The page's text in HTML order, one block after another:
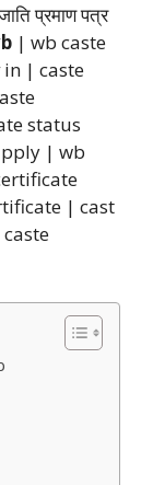
प्रमाण पत्र
| wb caste
| caste
status
| wb
| cast